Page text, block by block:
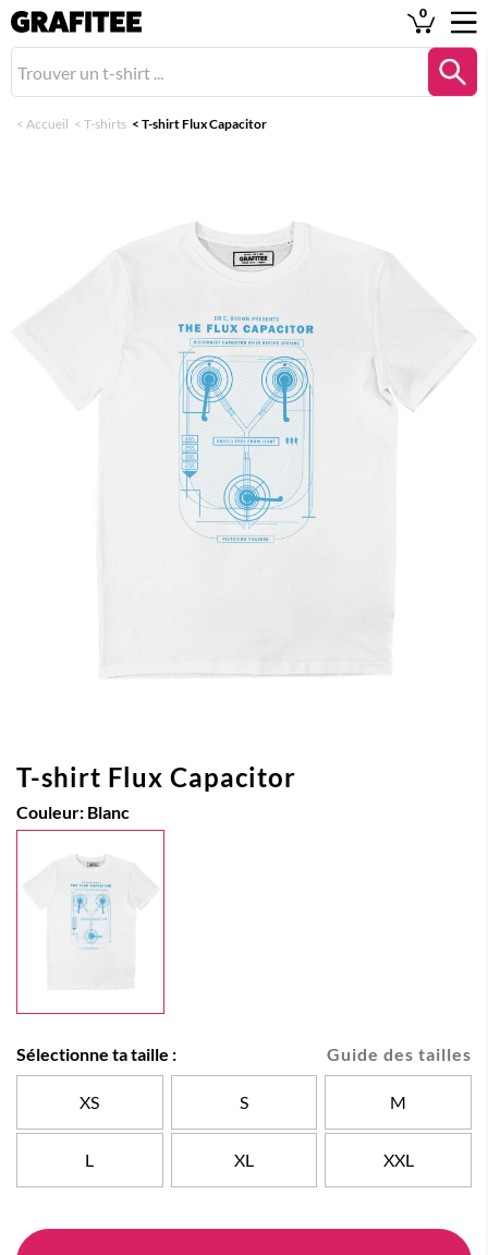
0
< Accueil < T-shirts < T-shirt Flux Capacitor
T-shirt Flux Capacitor
Couleur: Blanc
Guide des tailles
Sélectionne ta taille :
XS S M
L XL XXL